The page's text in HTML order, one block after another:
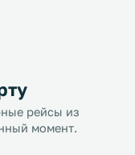
рейсы из
момент.